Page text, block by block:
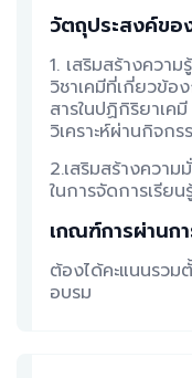
วัตถุประสงค์ข
1. เสริมสร้างควา
วิชาเคมีที่เกี่ยวข้
สารในปฏิกิริยาเค
วิเคราะห์ผ่านกิจก
2.เสริมสร้างความ
ในการจัดการเรีย
เกณฑ์การผ่านก
ต้องได้คะแนนรวม
อบรม